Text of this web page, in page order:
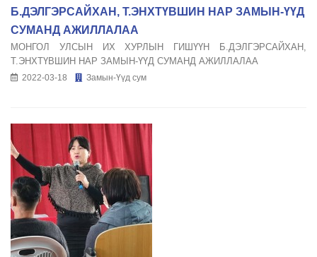
Б.ДЭЛГЭРСАЙХАН, Т.ЭНХТҮВШИН НАР ЗАМЫН-ҮҮД
СУМАНД АЖИЛЛАЛАА
МОНГОЛ УЛСЫН ИХ ХУРЛЫН ГИШҮҮН Б.ДЭЛГЭРСАЙХАН,
Т.ЭНХТҮВШИН НАР ЗАМЫН-ҮҮД СУМАНД АЖИЛЛАЛАА
2022-03-18 Замын-Үүд сум